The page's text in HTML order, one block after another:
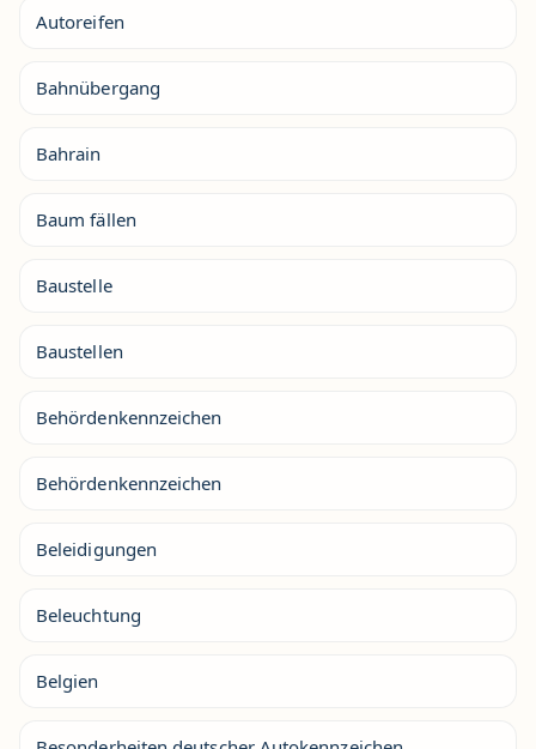
Autoreifen
Bahnübergang
Bahrain
Baum fällen
Baustelle
Baustellen
Behördenkennzeichen
Behördenkennzeichen
Beleidigungen
Beleuchtung
Belgien